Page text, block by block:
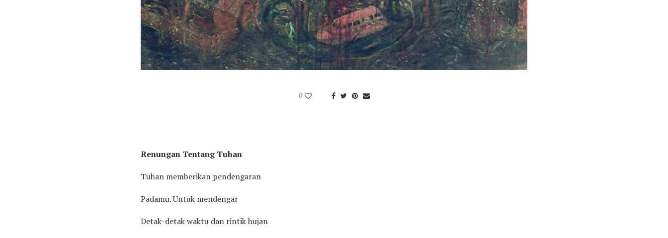
0
Renungan Tentang Tuhan
Tuhan memberikan pendengaran
Padamu. Untuk mendengar
Detak-detak waktu dan rintik hujan